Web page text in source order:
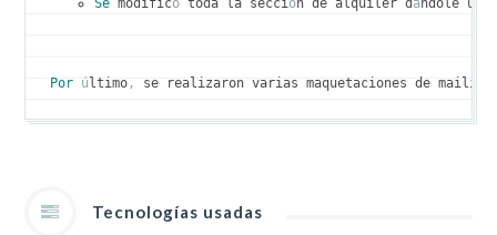
Por último , se realizaron varias maquetaciones de
Tecnologías usadas